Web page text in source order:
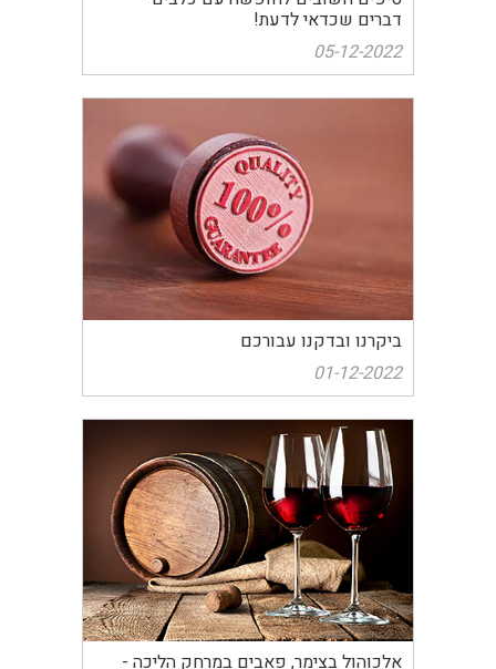
דברים שכדאי לדעת!
05-12-2022
ביקרנו ובדקנו עבורכם
01-12-2022
אלכוהול בצימר, פאבים במרחק הליכה -